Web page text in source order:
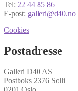
Tel: 22 44 85 86
E-post: galleri@d40.no
Cookies
Postadresse
Galleri D40 AS
Postboks 2376 Solli